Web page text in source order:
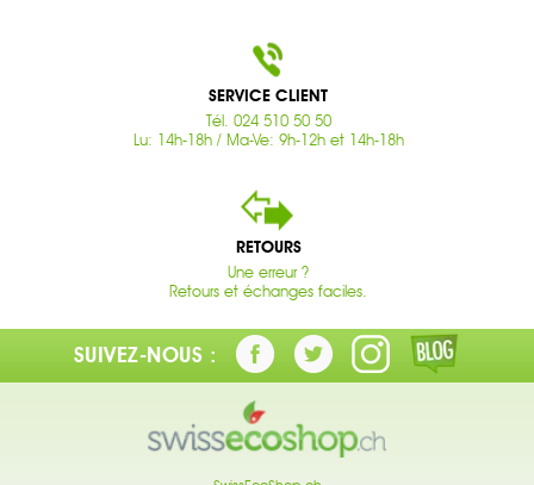
SERVICE CLIENT
Tél. 024 510 50 50
Lu: 14h-18h / Ma-Ve: 9h-12h et 14h-18h
RETOURS
Une erreur ?
Retours et échanges faciles.
SUIVEZ-NOUS :